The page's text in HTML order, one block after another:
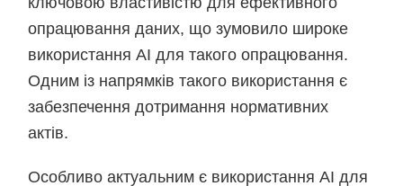
опрацювання даних, що зумовило широке
використання АІ для такого опрацювання.
Одним із напрямків такого використання є
забезпечення дотримання нормативних
актів.
Особливо актуальним є використання АІ для